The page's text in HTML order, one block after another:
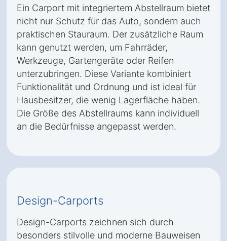
Ein Carport mit integriertem Abstellraum bietet
nicht nur Schutz für das Auto, sondern auch
praktischen Stauraum. Der zusätzliche Raum
kann genutzt werden, um Fahrräder,
Werkzeuge, Gartengeräte oder Reifen
unterzubringen. Diese Variante kombiniert
Funktionalität und Ordnung und ist ideal für
Hausbesitzer, die wenig Lagerfläche haben.
Die Größe des Abstellraums kann individuell
an die Bedürfnisse angepasst werden.
Design-Carports
Design-Carports zeichnen sich durch
besonders stilvolle und moderne Bauweisen